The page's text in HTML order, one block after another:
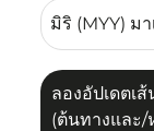
ลองอัปเดตเ
(ต้นทางและ/